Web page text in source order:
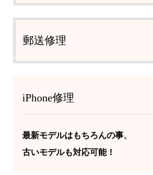
郵送修理
iPhone修理
最新モデルはもちろんの事、
古いモデルも対応可能！